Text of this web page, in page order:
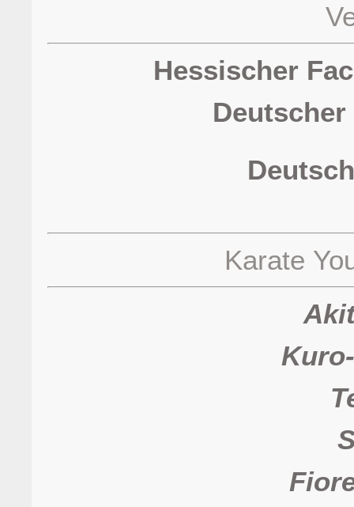
Hessischer
Deutscher
Karate